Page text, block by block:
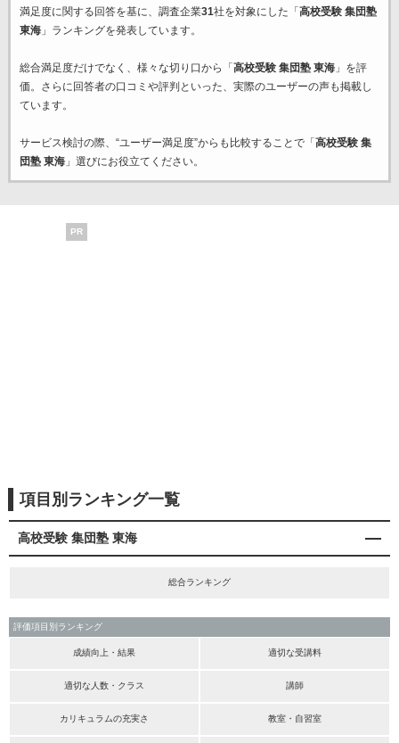
満足度に関する回答を基に、調査企業31社を対象にした「 高校受験 集団塾
東海」ランキングを発表しています。
総合満足度だけでなく、様々な切り口から「 高校受験 集団塾 東海」を評
価。さらに回答者の口コミや評判といった、実際のユーザーの声も掲載し
ています。
サービス検討の際、“ユーザー満足度”からも比較することで「 高校受験 集
団塾 東海」選びにお役立てください。
PR
項目別ランキング一覧
高校受験 集団塾 東海
総合ランキング
評価項目別ランキング
成績向上・結果 適切な受講料
適切な人数・クラス 講師
カリキュラムの充実さ 教室・自習室